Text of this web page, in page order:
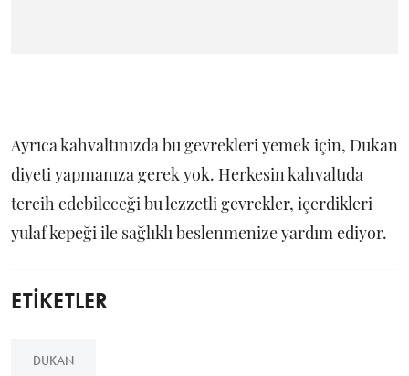
Ayrıca kahvaltınızda bu gevrekleri yemek için, Dukan
diyeti yapmanıza gerek yok. Herkesin kahvaltıda
tercih edebileceği bu lezzetli gevrekler, içerdikleri
yulaf kepeği ile sağlıklı beslenmenize yardım ediyor.
ETİKETLER
DUKAN